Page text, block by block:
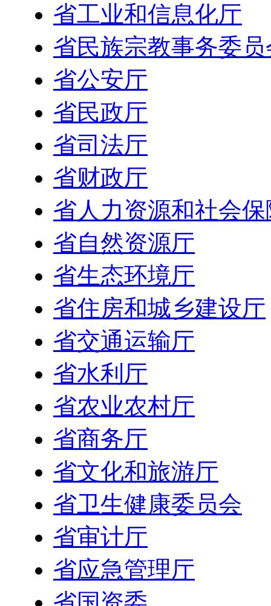
省工业和信息化厅
省民族宗教事务委员
省公安厅
省民政厅
省司法厅
省财政厅
省人力资源和社会
省自然资源厅
省生态环境厅
省住房和城乡建设厅
省交通运输厅
省水利厅
省农业农村厅
省商务厅
省文化和旅游厅
省卫生健康委员会
省审计厅
省应急管理厅